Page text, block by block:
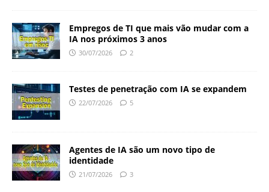
Empregos de TI que mais vão mudar com a
IA nos próximos 3 anos
30/07/2026 2
Testes de penetração com IA se expandem
22/07/2026 5
Agentes de IA são um novo tipo de
identidade
21/07/2026 3